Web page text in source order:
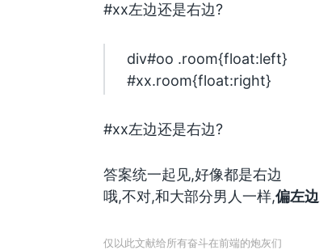
#xx左边还是右边?
div#oo .room{float:left}
#xx.room{float:right}
#xx左边还是右边?
答案统一起见,好像都是右边
哦,不对,和大部分男人一样,偏左边
仅以此文献给所有奋斗在前端的炮灰们